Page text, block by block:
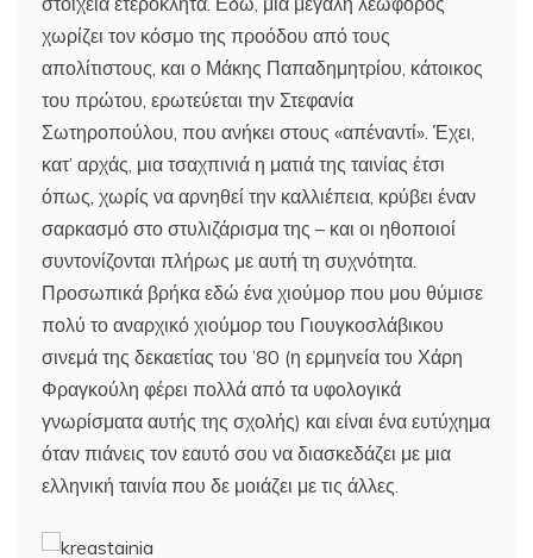
χωρίζει τον κόσμο της προόδου από τους
απολίτιστους, και ο Μάκης Παπαδημητρίου, κάτοικος
του πρώτου, ερωτεύεται την Στεφανία
Σωτηροπούλου, που ανήκει στους «απέναντί». Έχει,
κατ’ αρχάς, μια τσαχπινιά η ματιά της ταινίας έτσι
όπως, χωρίς να αρνηθεί την καλλιέπεια, κρύβει έναν
σαρκασμό στο στυλιζάρισμα της – και οι ηθοποιοί
συντονίζονται πλήρως με αυτή τη συχνότητα.
Προσωπικά βρήκα εδώ ένα χιούμορ που μου θύμισε
πολύ το αναρχικό χιούμορ του Γιουγκοσλάβικου
σινεμά της δεκαετίας του ’80 (η ερμηνεία του Χάρη
Φραγκούλη φέρει πολλά από τα υφολογικά
γνωρίσματα αυτής της σχολής) και είναι ένα ευτύχημα
όταν πιάνεις τον εαυτό σου να διασκεδάζει με μια
ελληνική ταινία που δε μοιάζει με τις άλλες.